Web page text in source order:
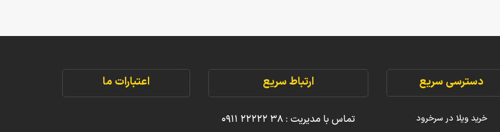
دسترسی سریع
خرید ویلا در سرخرود
ارتباط سریع
تماس با مدیریت : ۳۸ ۲۲۲۲۲ ۰۹۱۱
اعتبارات ما